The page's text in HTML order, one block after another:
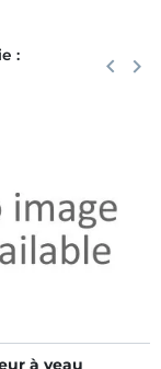
: keyboard_arrow_left keyboard_arrow_right
à veau